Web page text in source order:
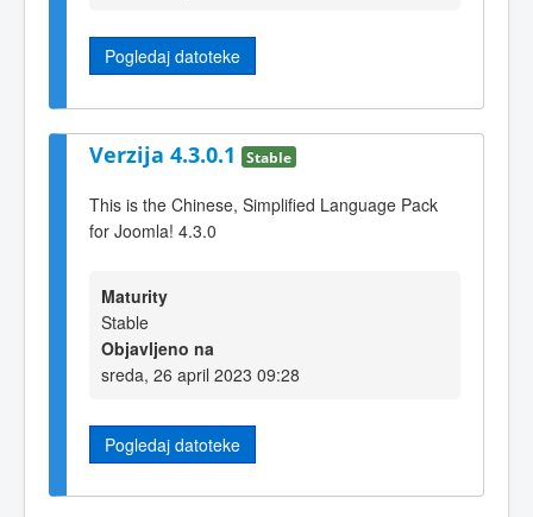
Pogledaj datoteke
Verzija 4.3.0.1 Stable
This is the Chinese, Simplified Language Pack
for Joomla! 4.3.0
Maturity
Stable
Objavljeno na
sreda, 26 april 2023 09:28
Pogledaj datoteke